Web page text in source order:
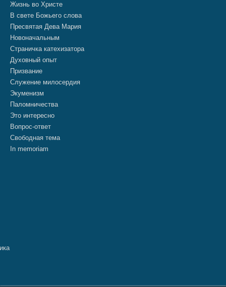
Жизнь во Христе
В свете Божьего слова
Пресвятая Дева Мария
Новоначальным
Страничка катехизатора
Духовный опыт
Призвание
Служение милосердия
Экуменизм
Паломничества
Это интересно
Вопрос-ответ
Свободная тема
In memoriam